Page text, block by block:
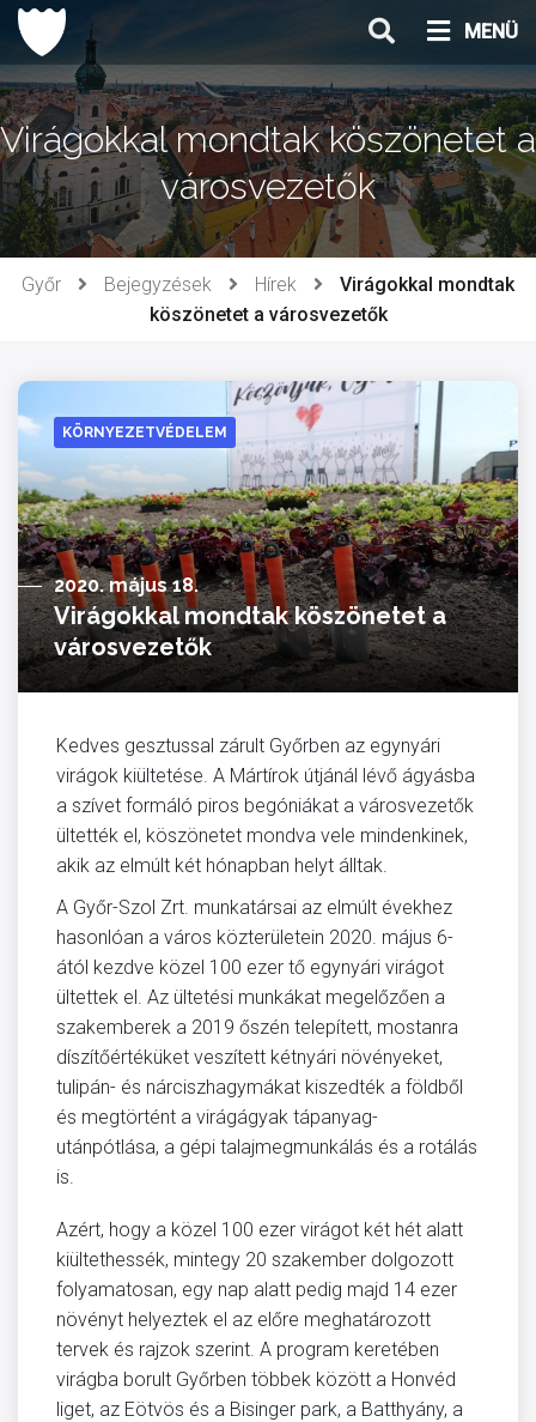
Ugrás
tartalomhoz
MENÜ
Virágokkal mondtak köszönetet a
városvezetők
Győr Bejegyzések Hírek
Virágokkal mondtak
köszönetet a városvezetők
KÖRNYEZETVÉDELEM
2020. május 18.
Virágokkal mondtak köszönetet a
városvezetők
Kedves gesztussal zárult Győrben az egynyári
virágok kiültetése. A Mártírok útjánál lévő ágyásba
a szívet formáló piros begóniákat a városvezetők
ültették el, köszönetet mondva vele mindenkinek,
akik az elmúlt két hónapban helyt álltak.
A Győr-Szol Zrt. munkatársai az elmúlt évekhez
hasonlóan a város közterületein 2020. május 6-
ától kezdve közel 100 ezer tő egynyári virágot
ültettek el. Az ültetési munkákat megelőzően a
szakemberek a 2019 őszén telepített, mostanra
díszítőértéküket veszített kétnyári növényeket,
tulipán- és nárciszhagymákat kiszedték a földből
és megtörtént a virágágyak tápanyag-
utánpótlása, a gépi talajmegmunkálás és a rotálás
is.
Azért, hogy a közel 100 ezer virágot két hét alatt
kiültethessék, mintegy 20 szakember dolgozott
folyamatosan, egy nap alatt pedig majd 14 ezer
növényt helyeztek el az előre meghatározott
tervek és rajzok szerint. A program keretében
virágba borult Győrben többek között a Honvéd
liget, az Eötvös és a Bisinger park, a Batthyány, a